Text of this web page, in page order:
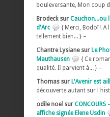
bouleversante, Mon coup
Brodeck sur Cauchon...ou
d'Arc
{ Merci, Bodoï ! A
tellement bien... } –
Chantre Lysiane sur Le
Mauthausen
{ Ce
qualité. Il parvient à... } –
Thomas sur L'Avenir est
découverte autant sur l
odile noel sur CONCOURS
affiche signée Elene Usdin